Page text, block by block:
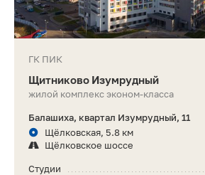
ГК ПИК
Щитниково Изумрудный
жилой комплекс эконом-класса
Балашиха, квартал Изумрудный, 11
Щёлковская, 5.8 км
Щёлковское шоссе
Студии